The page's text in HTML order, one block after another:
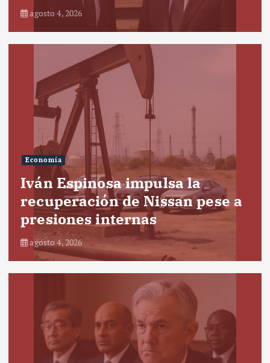
agosto 4, 2026
Economía
Iván Espinosa impulsa la
recuperación de Nissan pese a
presiones internas
agosto 4, 2026